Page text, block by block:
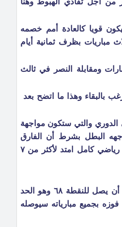
قويا كالعادة أمم خصمه
مباريات بظرف ثمانية أيام
ومقابلة النصر في ثالث
بالبقاء وهذا ما اتضح بعد
والتي ستكون مواجهة
البطل بشرط أن الفارق
النقطي لا يتعدى ٣ نقاط وعندها ستكون نهائي لتتويج موسم رياضي كامل امتد لأكثر من ٧
* ١٥ نقطه متبقية ستحدد بطل الدوري فالشباب قد يستطيع أن يصل للنقطة ٦٨ وهو الحد
بجميع مبارياته سيوصله